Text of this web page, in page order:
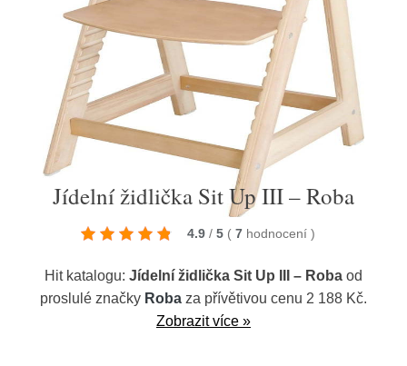
Jídelní židlička Sit Up III – Roba
4.9 / 5 ( 7 hodnocení )
Hit katalogu: Jídelní židlička Sit Up III – Roba od
proslulé značky Roba za přívětivou cenu 2 188 Kč.
Zobrazit více »